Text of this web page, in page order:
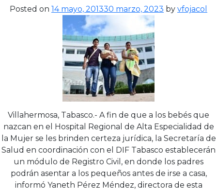
Posted on 14 mayo, 201330 marzo, 2023 by vfojacol
Villahermosa, Tabasco.- A fin de que a los bebés que
nazcan en el Hospital Regional de Alta Especialidad de
la Mujer se les brinden certeza jurídica, la Secretaría de
Salud en coordinación con el DIF Tabasco establecerán
un módulo de Registro Civil, en donde los padres
podrán asentar a los pequeños antes de irse a casa,
informó Yaneth Pérez Méndez, directora de esta